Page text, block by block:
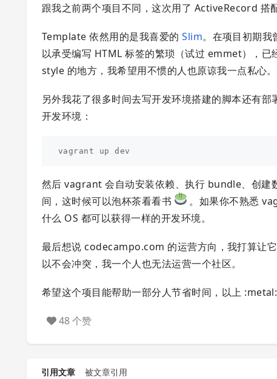
跟我之前两个项目不同，这次用了 ActiveRecord
Template 依然用的是我喜爱的Slim。在项目初期
以承受编写 HTML 标签的繁琐（试过 emmet），
style 的地方，我希望用不惯的人也原谅我一点私心。
另外我花了很多时间去写开发环境搭建的脚本还有
开发环境：
然后 vagrant 会自动安装依赖、执行 bundle、创建
间，这时候可以泡杯茶看看书
。如果你不熟悉
什么 OS 都可以获得一样的开发环境。
最后想说 codecampo.com 的运营方向，我打算让
以不会冲突，我一个人也无法运营一个社区。
希望这个项目能帮助一部分人节省时间，以上 :metal:
48 个赞
引用文章 被文章引用